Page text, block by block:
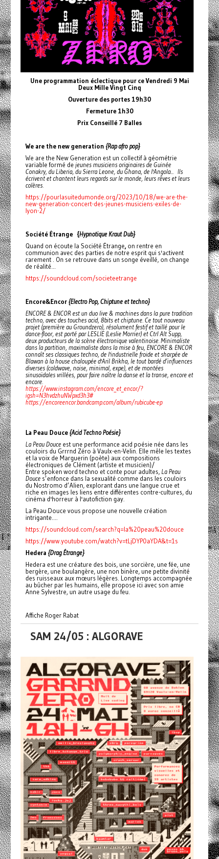
Une programmation éclectique pour ce Vendredi 9 Mai
Deux Mille Vingt Cinq
Ouverture des portes 19h30
Fermeture 1h30
Prix Conseillé 7 Balles
We are the new generation {Rap afro pop}
We are the New Generation est un collectif à géométrie
variable formé de jeunes musiciens originaires de Guinée
Conakry, du Liberia, du Sierra Leone, du Ghana, de l'Angola... Ils
écrivent et chantent leurs regards sur le monde, leurs rêves et leurs
colères.
https://pourlasuitedumonde.org/2023/10/18/we-are-the-
new-generation-concert-des-jeunes-musiciens-exiles-de-
lyon-2/
Société Étrange {Hypnotique Kraut Dub}
Quand on écoute la Société Étrange, on rentre en
communion avec des parties de notre esprit qui s'activent
rarement . On se retrouve dans un songe éveillé, on change
de réalité...
https://soundcloud.com/societeetrange
Encore&Encor{Electro Pop, Chiptune et techno}
ENCORE & ENCOR est un duo live & machines dans la pure tradition
techno, avec des touches acid, 8bits et chiptune. Ce tout nouveau
projet (première au Groundzero), résolument festif et taillé pour le
dance-floor, est porté par LESLIE (Leslie Morrier) et Ctrl Alt Supp,
deux producteurs de la scène électronique valentinoise. Minimaliste
dans la partition, maximaliste dans la mise à feu, ENCORE & ENCOR
connaît ses classiques techno, de l'industrielle froide et sharpée de
Blawan à la house chaloupée d'Aril Brikha, le tout bardé d’influences
diverses (coldwave, noise, minimal, expe), et de montées
sinusoïdales vrillées, pour faire naître la danse et la transe, encore et
encore.
https://www.instagram.com/encore_et_encor/?
igsh=N3hvdzhuNWpxd3h3#
https://encoreencor.bandcamp.com/album/rubicube-ep
La Peau Douce{Acid Techno Poésie}
La Peau Douce est une performance acid poésie née dans les
couloirs du Grrrnd Zéro à Vaulx-en-Velin. Elle mêle les textes
et la voix de Marguerin (poète) aux compositions
électroniques de Clément (artiste et musicien)/
Entre spoken word techno et conte pour adultes, La Peau
Douce s’enfonce dans la sexualité comme dans les couloirs
du Nostromo d’Alien, explorant dans une langue crue et
riche en images les liens entre différentes contre-cultures, du
cinéma d'horreur à l'autofiction gay.
La Peau Douce vous propose une nouvelle création
intrigante....
https://soundcloud.com/search?q=la%20peau%20douce
https://www.youtube.com/watch?v=tLjDYP0aYDA&t=1s
Hedera {Drag Étrange}
Hedera est une créature des bois, une sorcière, une fée, une
bergère, une boulangère, une non binère, une petite divinité
des ruisseaux aux mœurs légères. Longtemps accompagnée
au bûcher par les humains, elle propose ici avec son amie
Anne Sylvestre, un autre usage du feu.
Affiche Roger Rabat
SAM 24/05 : ALGORAVE